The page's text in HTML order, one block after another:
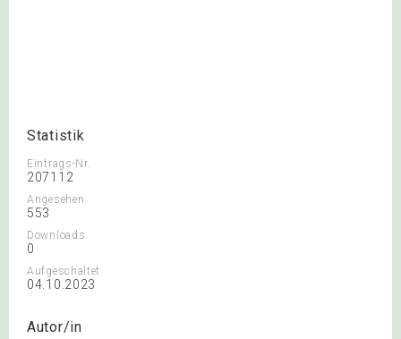
Statistik
Eintrags-Nr.
207112
Angesehen
553
Downloads
0
Aufgeschaltet
04.10.2023
Autor/in